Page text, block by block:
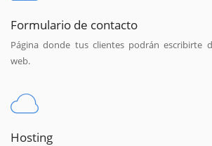
Formulario de contacto
Página donde tus clientes podrán escribirte
web.
Hosting